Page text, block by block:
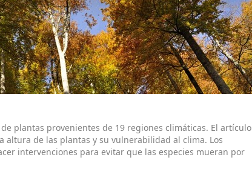
plantas provenientes de 19 regiones climáticas. El artículo
altura de las plantas y su vulnerabilidad al clima. Los
intervenciones para evitar que las especies mueran por